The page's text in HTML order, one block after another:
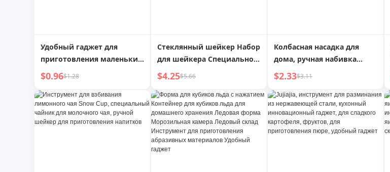
Удобный гаджет для
приготовления маленьких
шариков, прибор для
фрикаделек, тайваньские
фрикадельки, рыбные
шарики, формочка для
$0.96$1.28
Стеклянный шейкер Набор
для шейкера Специально
для молочных чайных
взбивание Лимонный чай
Инструменты для
приготовления Встряхните
шейкер
$4.25$5.66
Колбасная насадка для
дома, ручная набивка
колбас, набивка
насадка для колбас,
инструменты для колбас,
машина для
приготовления колбас
$2.33$3.11